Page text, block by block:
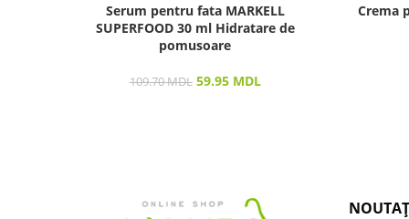
Serum pentru fata MARKELL
SUPERFOOD 30 ml Hidratare de
pomusoare
109.70MDL 59.95 MDL
Crema